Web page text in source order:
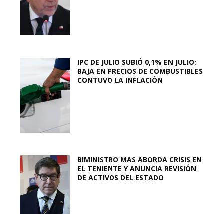
IPC DE JULIO SUBIÓ 0,1% EN JULIO:
BAJA EN PRECIOS DE COMBUSTIBLES
CONTUVO LA INFLACIÓN
BIMINISTRO MAS ABORDA CRISIS EN
EL TENIENTE Y ANUNCIA REVISIÓN
DE ACTIVOS DEL ESTADO